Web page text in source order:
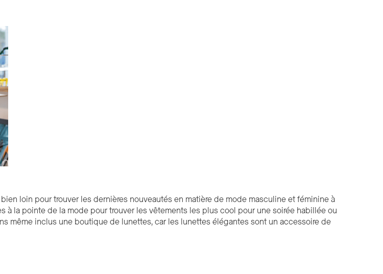
loin pour trouver les dernières nouveautés en matière de mode masculine et féminine à
à la pointe de la mode pour trouver les vêtements les plus cool pour une soirée habillée ou
même inclus une boutique de lunettes, car les lunettes élégantes sont un accessoire de